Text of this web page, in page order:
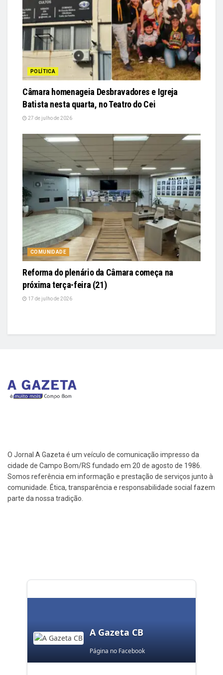
POLÍTICA
Câmara homenageia Desbravadores e Igreja
Batista nesta quarta, no Teatro do Cei
27 de julho de 2026
COMUNIDADE
Reforma do plenário da Câmara começa na
próxima terça-feira (21)
17 de julho de 2026
O Jornal A Gazeta é um veículo de comunicação impresso da
cidade de Campo Bom/RS fundado em 20 de agosto de 1986.
Somos referência em informação e prestação de serviços junto à
comunidade. Ética, transparência e responsabilidade social fazem
parte da nossa tradição.
A Gazeta CB
Página no Facebook